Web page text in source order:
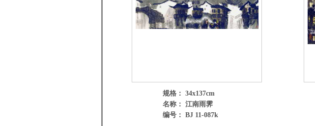
规格： 34x137cm
名称： 江南雨霁
编号： BJ 11-087k